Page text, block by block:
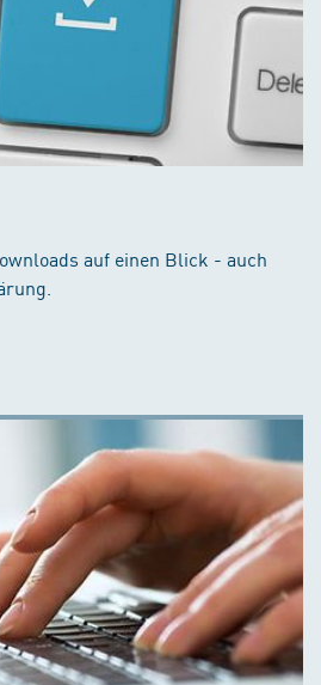
auf einen Blick - auch